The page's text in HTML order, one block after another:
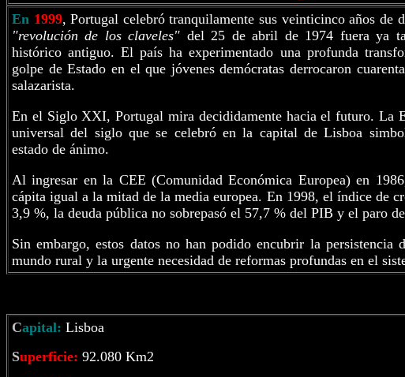
En 1999, Portugal celebró tranquilamente sus veinticinco años de
"revolución de los claveles" del 25 de abril de 1974 fuera ya
histórico antiguo. El país ha experimentado una profunda
golpe de Estado en el que jóvenes demócratas derrocaron
salazarista.
En el Siglo XXI, Portugal mira decididamente hacia el futuro. La
universal del siglo que se celebró en la capital de Lisboa
estado de ánimo.
Al ingresar en la CEE (Comunidad Económica Europea) en
cápita igual a la mitad de la media europea. En 1998, el índice de
3,9 %, la deuda pública no sobrepasó el 57,7 % del PIB y el paro
Sin embargo, estos datos no han podido encubrir la persistencia
mundo rural y la urgente necesidad de reformas profundas en el
Capital: Lisboa
Superficie: 92.080 Km2